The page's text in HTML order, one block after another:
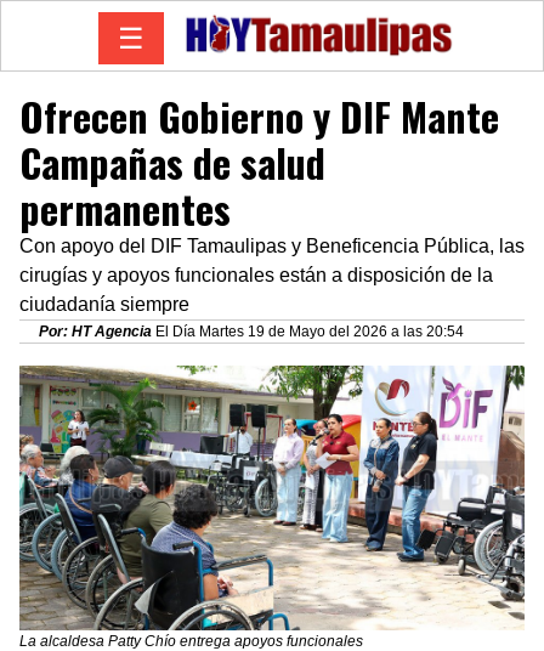
☰
Ofrecen Gobierno y DIF Mante
Campañas de salud
permanentes
Con apoyo del DIF Tamaulipas y Beneficencia Pública, las
cirugías y apoyos funcionales están a disposición de la
ciudadanía siempre
Por: HT Agencia El Día Martes 19 de Mayo del 2026 a las 20:54
La alcaldesa Patty Chío entrega apoyos funcionales